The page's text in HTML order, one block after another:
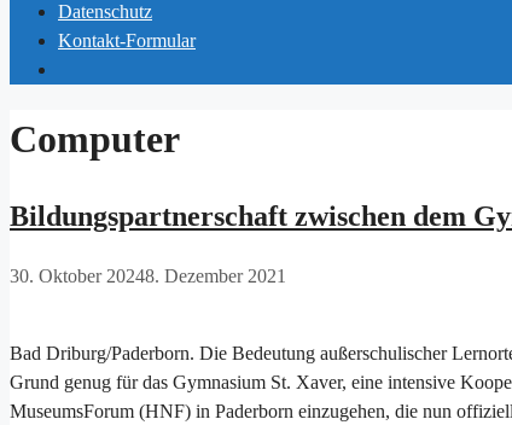
Datenschutz
Kontakt-Formular
Computer
Bildungspartnerschaft zwischen dem
30. Oktober 20248. Dezember 2021
Bad Driburg/Paderborn. Die Bedeutung außerschulischer
Grund genug für das Gymnasium St. Xaver, eine intensive
MuseumsForum (HNF) in Paderborn einzugehen, die nun